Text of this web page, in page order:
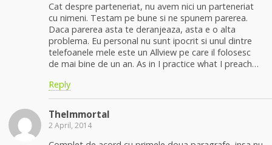
Cat despre parteneriat, nu avem nici un parteneriat
cu nimeni. Testam pe bune si ne spunem parerea.
Daca parerea asta te deranjeaza, asta e o alta
problema. Eu personal nu sunt ipocrit si unul dintre
telefoanele mele este un Allview pe care il folosesc
de mai bine de un an. As in I practice what I preach…
Reply
TheImmortal
2 April, 2014